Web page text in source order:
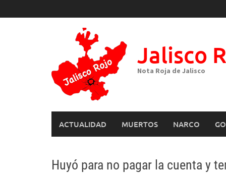
to
Jalisco
Nota Roja de Jalisco
ACTUALIDAD MUERTOS NARCO
Huyó para no pagar la cuenta y